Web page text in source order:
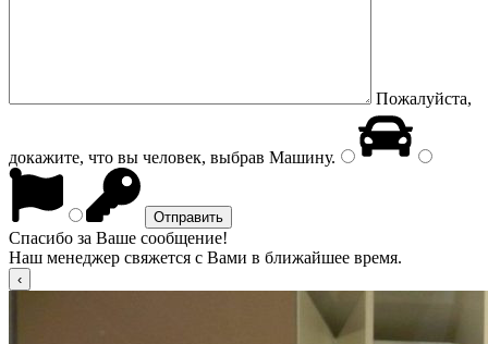
Пожалуйста,
докажите, что вы человек, выбрав Машину.
Спасибо за Ваше сообщение!
Наш менеджер свяжется с Вами в ближайшее время.